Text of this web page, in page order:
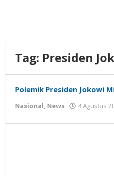
Tag: Presiden
Polemik Presiden Jokowi
Nasional, News 4 Agustus